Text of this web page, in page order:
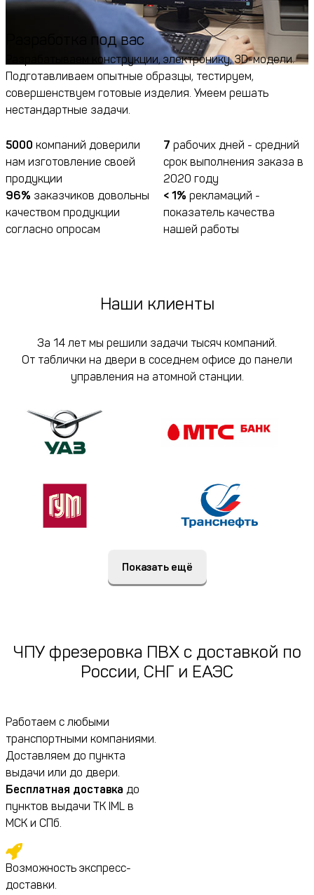
Разработка под вас
Разрабатываем конструкции, электронику, 3D-модели.
Подготавливаем опытные образцы, тестируем,
совершенствуем готовые изделия. Умеем решать
нестандартные задачи.
5000 компаний доверили
нам изготовление своей
продукции
7 рабочих дней - средний
срок выполнения заказа в
2020 году
96% заказчиков довольны
качеством продукции
согласно опросам
< 1% рекламаций -
показатель качества
нашей работы
Наши клиенты
За 14 лет мы решили задачи тысяч компаний.
От таблички на двери в соседнем офисе до панели
управления на атомной станции.
Показать ещё
ЧПУ фрезеровка ПВХ c доставкой по
России, СНГ и ЕАЭС
Работаем с любыми
транспортными компаниями.
Доставляем до пункта
выдачи или до двери.
Бесплатная доставка до
пунктов выдачи ТК IML в
МСК и СПб.
Возможность экспресс-
доставки.